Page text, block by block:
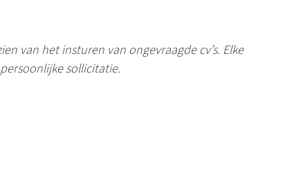
van het insturen van ongevraagde cv’s. Elke
sollicitatie.